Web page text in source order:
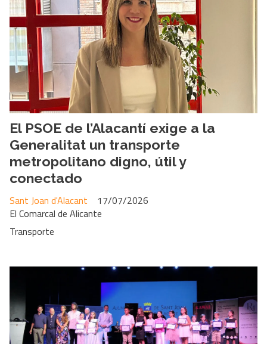
El PSOE de l’Alacantí exige a la
Generalitat un transporte
metropolitano digno, útil y
conectado
El Comarcal de Alicante
Sant Joan d'Alacant 17/07/2026
Transporte